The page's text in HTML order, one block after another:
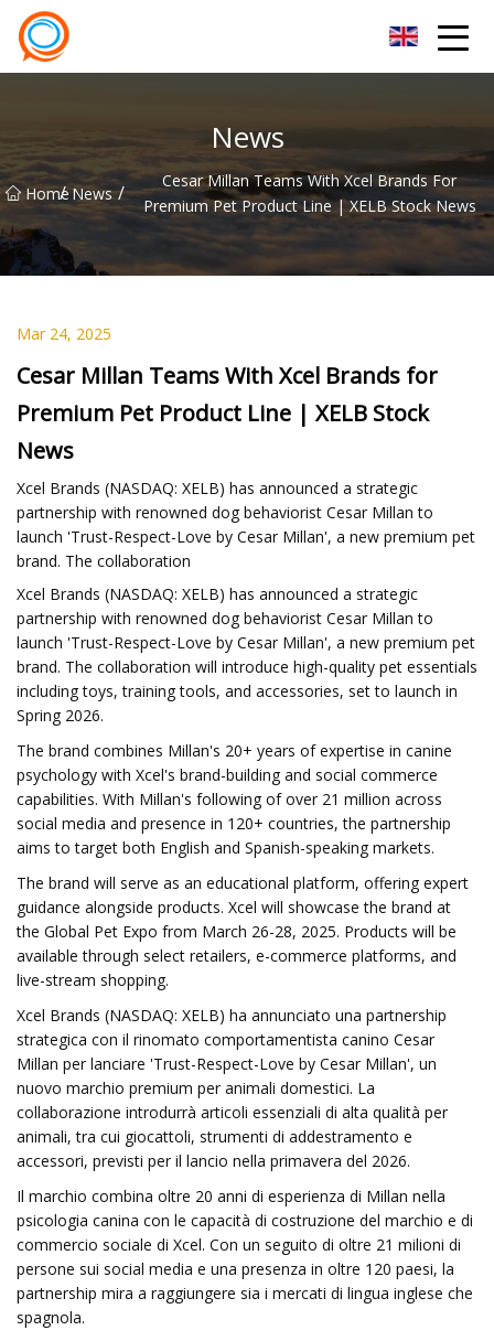
News
Home
/ News /
Cesar Millan Teams With Xcel Brands For
Premium Pet Product Line | XELB Stock News
Mar 24, 2025
Cesar Millan Teams With Xcel Brands for
Premium Pet Product Line | XELB Stock
News
Xcel Brands (NASDAQ: XELB) has announced a strategic
partnership with renowned dog behaviorist Cesar Millan to
launch 'Trust-Respect-Love by Cesar Millan', a new premium pet
brand. The collaboration
Xcel Brands (NASDAQ: XELB) has announced a strategic
partnership with renowned dog behaviorist Cesar Millan to
launch 'Trust-Respect-Love by Cesar Millan', a new premium pet
brand. The collaboration will introduce high-quality pet essentials
including toys, training tools, and accessories, set to launch in
Spring 2026.
The brand combines Millan's 20+ years of expertise in canine
psychology with Xcel's brand-building and social commerce
capabilities. With Millan's following of over 21 million across
social media and presence in 120+ countries, the partnership
aims to target both English and Spanish-speaking markets.
The brand will serve as an educational platform, offering expert
guidance alongside products. Xcel will showcase the brand at
the Global Pet Expo from March 26-28, 2025. Products will be
available through select retailers, e-commerce platforms, and
live-stream shopping.
Xcel Brands (NASDAQ: XELB) ha annunciato una partnership
strategica con il rinomato comportamentista canino Cesar
Millan per lanciare 'Trust-Respect-Love by Cesar Millan', un
nuovo marchio premium per animali domestici. La
collaborazione introdurrà articoli essenziali di alta qualità per
animali, tra cui giocattoli, strumenti di addestramento e
accessori, previsti per il lancio nella primavera del 2026.
Il marchio combina oltre 20 anni di esperienza di Millan nella
psicologia canina con le capacità di costruzione del marchio e di
commercio sociale di Xcel. Con un seguito di oltre 21 milioni di
persone sui social media e una presenza in oltre 120 paesi, la
partnership mira a raggiungere sia i mercati di lingua inglese che
spagnola.